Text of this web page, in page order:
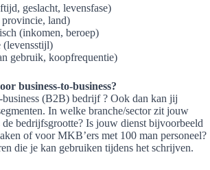
geslacht, levensfase)
land)
(inkomen, beroep)
(levensstijl)
gebruik, koopfrequentie)
business-to-business?
business (B2B) bedrijf ? Ook dan kan jij
In welke branche/sector zit jouw
bedrijfsgrootte? Is jouw dienst bijvoorbeeld
of voor MKB’ers met 100 man personeel?
die je kan gebruiken tijdens het schrijven.